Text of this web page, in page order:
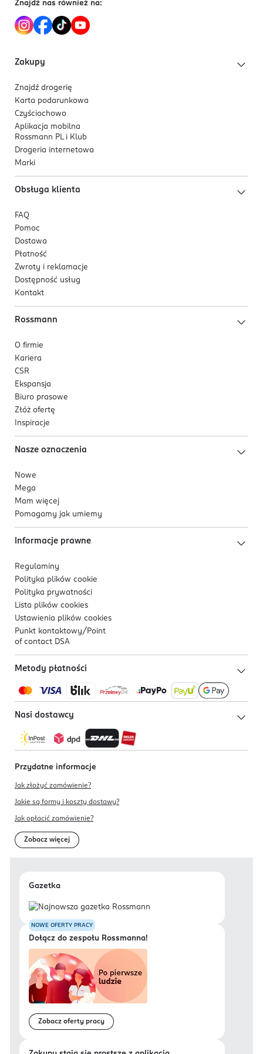
5 901801 652243
Znajdź nas również na:
Zakupy
Znajdź drogerię
Karta podarunkowa
Czyściochowo
Aplikacja mobilna
Rossmann PL i Klub
Drogeria internetowa
Marki
Obsługa klienta
FAQ
Pomoc
Dostawa
Płatność
Zwroty i reklamacje
Dostępność usług
Kontakt
Rossmann
O firmie
Kariera
CSR
Ekspansja
Biuro prasowe
Złóż ofertę
Inspiracje
Nasze oznaczenia
Nowe
Mega
Mam więcej
Pomagamy jak umiemy
Informacje prawne
Regulaminy
Polityka plików cookie
Polityka prywatności
Lista plików cookies
Ustawienia plików cookies
Punkt kontaktowy/ Point
of contact DSA
Metody płatności
Nasi dostawcy
Przydatne informacje
Jak złożyć zamówienie?
Jakie są formy i koszty dostawy?
Jak opłacić zamówienie?
Zobacz więcej
Gazetka
NOWE OFERTY PRACY
Dołącz do zespołu Rossmanna!
Zobacz oferty pracy